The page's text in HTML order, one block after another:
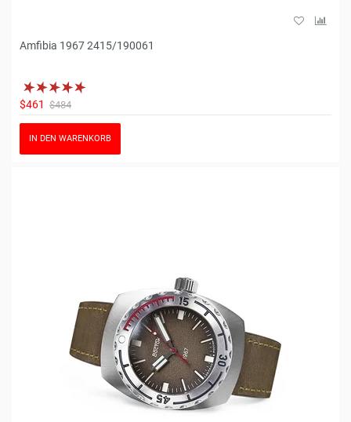
Amfibia 1967 2415/190061
$461 $484
IN DEN WARENKORB